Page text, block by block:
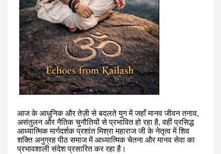
आज के आधुनिक और तेज़ी से बदलते युग में जहाँ मानव जीवन तनाव,
असंतुलन और नैतिक चुनौतियों से प्रभावित हो रहा है, वहीं प्रसिद्ध
आध्यात्मिक मार्गदर्शक प्रशांत मिश्रा महाराज जी के नेतृत्व में शिव
शक्ति अनुग्रह पीठ समाज में आध्यात्मिक चेतना और मानव सेवा का
प्रभावशाली संदेश प्रसारित कर रहा है।